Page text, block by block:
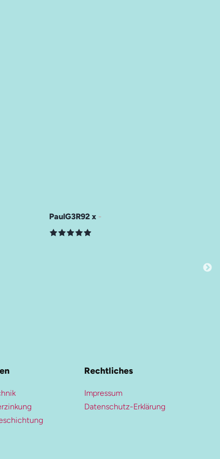
PaulG3R92 x
Rechtliches
Impressum
Datenschutz-Erklärung